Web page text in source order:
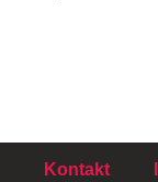
Kontakt